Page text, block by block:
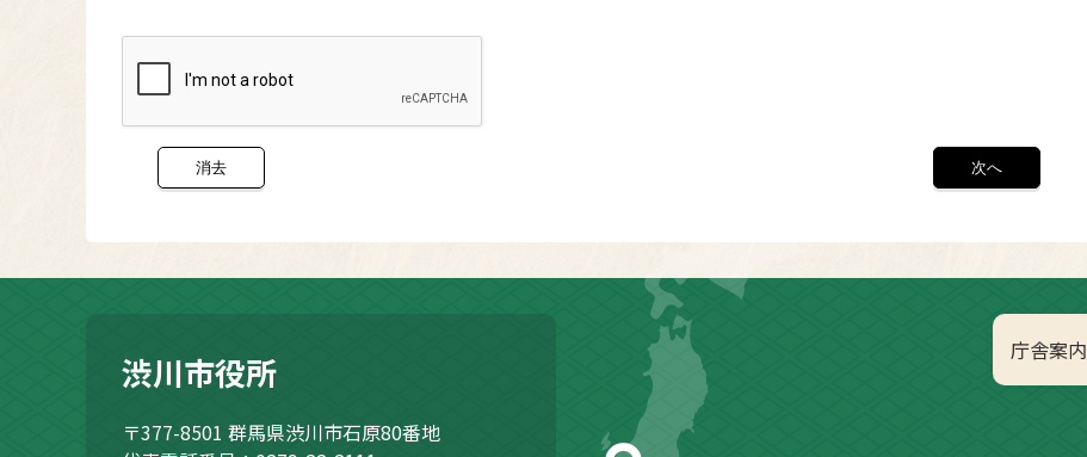
庁舎案内
渋川市役所
〒377-8501 群馬県渋川市石原80番地